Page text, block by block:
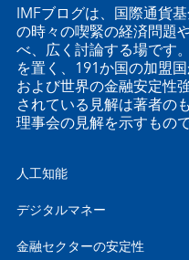
IMFブログは、国際通貨
の時々の喫緊の経済問題
べ、広く討論する場です
を置く、191か国の加盟
および世界の金融安定性
されている見解は著者の
理事会の見解を示すもの
人工知能
デジタルマネー
金融セクターの安定性